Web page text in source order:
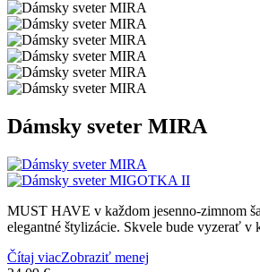
Dámsky sveter MIRA
MUST HAVE v každom jesenno-zimnom
elegantné štylizácie. Skvele bude vyzerať v
Čítaj viacZobraziť menej